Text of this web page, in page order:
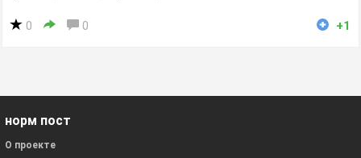
0 0 +1
норм пост
О проекте